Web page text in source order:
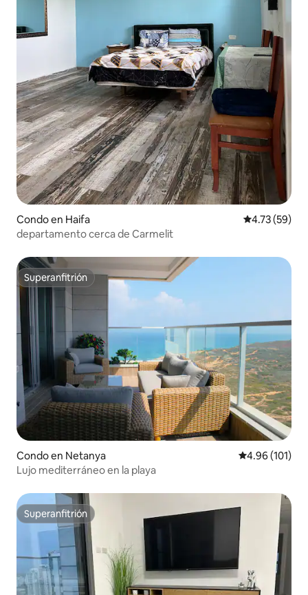
Condo en Haifa Calificación
4.73 (59)
departamento cerca de Carmelit
Superanfitrión
Superanfitrión
Condo en Netanya Calificación
4.96 (101)
Lujo mediterráneo en la playa
Superanfitrión
Superanfitrión